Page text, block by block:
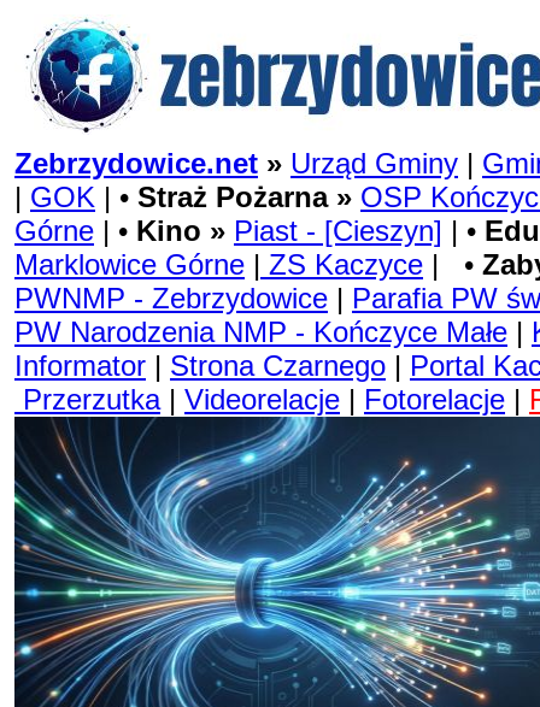
Zebrzydowice.net » Urząd Gminy |
| GOK | • Straż Pożarna » OSP
Górne | • Kino » Piast - [Cieszyn] | •
Marklowice Górne | ZS Kaczyce | •
PWNMP - Zebrzydowice | Parafia PW
PW Narodzenia NMP - Kończyce Małe |
Informator | Strona Czarnego | Portal
Przerzutka| Videorelacje | Fotorelacje |